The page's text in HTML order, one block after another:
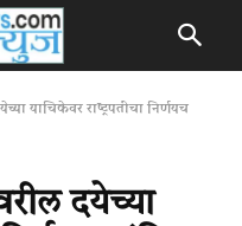
याचिकेवर राष्ट्रपतींचा निर्णयच
दयेच्या